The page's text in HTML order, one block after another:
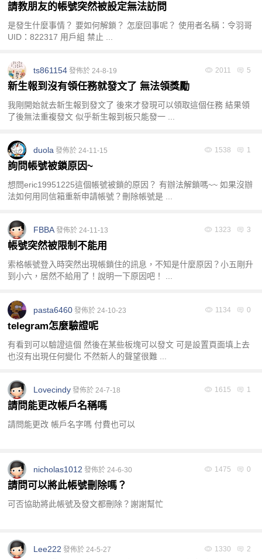
訊
請教朋友的帳號突然被設定無法訪問
是發生什麼事情？ 要如何解鎖？ 怎麼回事呢？ 使用者名稱：令羽哥
UID：822317 用戶組 禁止 ...
2011 5
ts861154 發佈於 24-8-19
新生報到沒有領任務就發文了 無法領獎勵
我剛開始就去新生報到發文了 後來才發現可以領取這個任務 結果領
了後無法重複發文 似乎新生報到板只能發一 ...
1538 1
duola 發佈於 24-11-15
詢問帳號被鎖原因~
想問eric19951225這個帳號被鎖的原因？ 有辦法解鎖嗎~~ 如果沒辦
法如何用同信箱重新申請帳號？刪除帳號是 ...
1323 3
FBBA發佈於 24-11-13
帳號突然被限制不能用
索格帳號登入時突然出現帳鎖住的訊息，不知是什麼原因？小五剛升
到小六，居然不給用了！說明一下原因吧！ ...
1134 0
pasta6460 發佈於 24-10-23
telegram怎麼驗證呢
有看到可以驗證這個 然後在某些板塊可以發文 可是設置頁面填上去
也沒有出現任何變化 不然新人的聲望很難 ...
1615 1
Lovecindy 發佈於 24-7-18
請問能更改帳戶名稱嗎
請問能更改 帳戶名字嗎 付費也可以
1475 0
nicholas1012 發佈於 24-6-30
請問可以將此帳號刪除嗎？
可否協助將此帳號及發文都刪除？謝謝幫忙
1330 2
Lee222 發佈於 24-5-27